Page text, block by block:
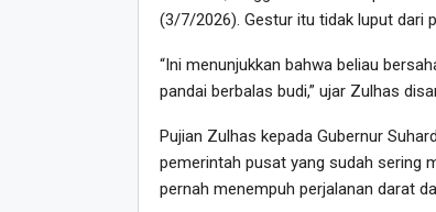
(3/7/2026). Gestur itu tidak luput dari
“Ini menunjukkan bahwa beliau
pandai berbalas budi,” ujar Zulhas
Pujian Zulhas kepada Gubernur
pemerintah pusat yang sudah sering
pernah menempuh perjalanan darat